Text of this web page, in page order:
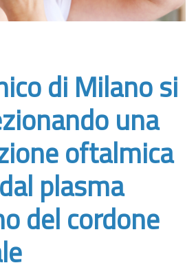
di Milano si
una
oftalmica
plasma
del cordone